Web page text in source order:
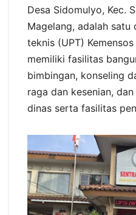
Desa Sidomulyo, Kec.
Magelang, adalah satu
teknis (UPT)
memiliki fasilitas
bimbingan, konseling
raga dan kesenian,
dinas serta fasilitas